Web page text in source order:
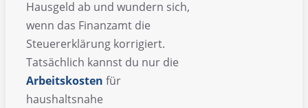
Hausgeld ab und wundern sich,
wenn das Finanzamt die
Steuererklärung korrigiert.
Tatsächlich kannst du nur die
Arbeitskosten für
haushaltsnahe